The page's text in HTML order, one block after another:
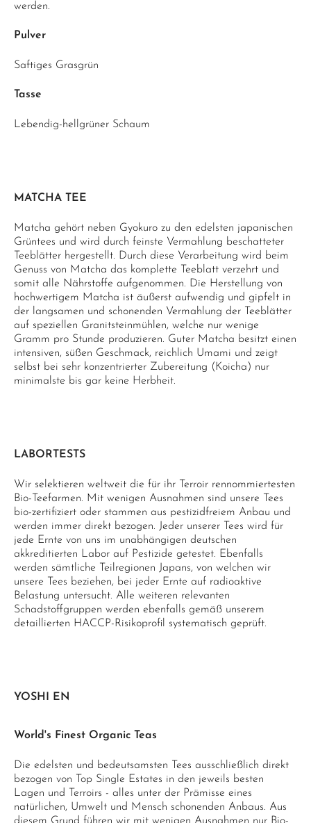
werden.
Pulver
Saftiges Grasgrün
Tasse
Lebendig-hellgrüner Schaum
MATCHA TEE
Matcha gehört neben Gyokuro zu den edelsten japanischen
Grüntees und wird durch feinste Vermahlung beschatteter
Teeblätter hergestellt. Durch diese Verarbeitung wird beim
Genuss von Matcha das komplette Teeblatt verzehrt und
somit alle Nährstoffe aufgenommen. Die Herstellung von
hochwertigem Matcha ist äußerst aufwendig und gipfelt in
der langsamen und schonenden Vermahlung der Teeblätter
auf speziellen Granitsteinmühlen, welche nur wenige
Gramm pro Stunde produzieren. Guter Matcha besitzt einen
intensiven, süßen Geschmack, reichlich Umami und zeigt
selbst bei sehr konzentrierter Zubereitung (Koicha) nur
minimalste bis gar keine Herbheit.
LABORTESTS
Wir selektieren weltweit die für ihr Terroir rennommiertesten
Bio-Teefarmen. Mit wenigen Ausnahmen sind unsere Tees
bio-zertifiziert oder stammen aus pestizidfreiem Anbau und
werden immer direkt bezogen. Jeder unserer Tees wird für
jede Ernte von uns im unabhängigen deutschen
akkreditierten Labor auf Pestizide getestet. Ebenfalls
werden sämtliche Teilregionen Japans, von welchen wir
unsere Tees beziehen, bei jeder Ernte auf radioaktive
Belastung untersucht. Alle weiteren relevanten
Schadstoffgruppen werden ebenfalls gemäß unserem
detaillierten HACCP-Risikoprofil systematisch geprüft.
YOSHI EN
World's Finest Organic Teas
Die edelsten und bedeutsamsten Tees ausschließlich direkt
bezogen von Top Single Estates in den jeweils besten
Lagen und Terroirs - alles unter der Prämisse eines
natürlichen, Umwelt und Mensch schonenden Anbaus. Aus